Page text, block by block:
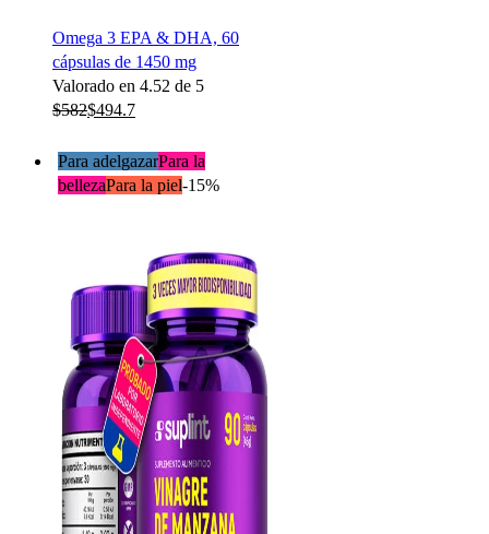
Omega 3 EPA & DHA, 60
cápsulas de 1450 mg
Valorado en 4.52 de 5
$582$494.7
Para adelgazarPara la
bellezaPara la piel-15%